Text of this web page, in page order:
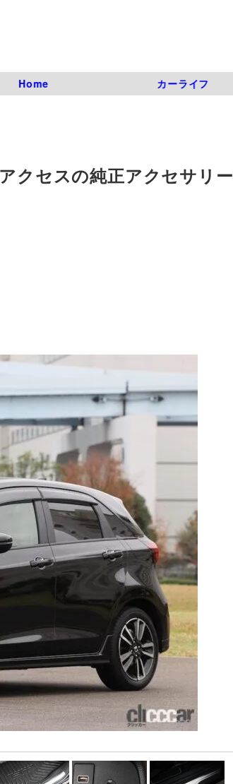
Home カーライフ
クセスの純正アクセサリー